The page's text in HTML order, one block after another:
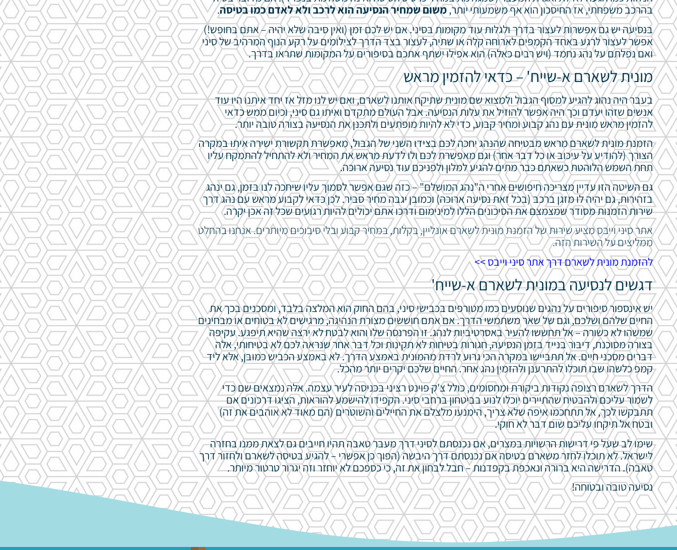
בהרכב משפחתי, אז החיסכון הוא אף משמעותי יותר,משום שמחיר הנסיעה הוא לרכב ולא לאדם כמו בטיסה.
בנסיעה יש גם אפשרות לעצור בדרך ולגלות עוד מקומות בסיני. אם יש לכם זמן (ואין סיבה שלא יהיה – אתם בחופש!)
אפשר לעצור לרגע באחד הקמפים לארוחה קלה או שתיה, לעצור בצד הדרך לצילומים על רקע הנוף המרהיב של סיני
ואם נפלתם על נהג נחמד (ויש רבים כאלה) הוא אפילו ישתף אתכם בסיפורים על המקומות שתראו בדרך.
מונית לשארם א-שייח' – כדאי להזמין מראש
בעבר היה נהוג להגיע למסוף הגבול ולמצוא שם מונית שתיקח אותנו לשארם, ואם יש לנו מזל אז יחד איתנו היו עוד
אנשים שזהו יעדם וכך היה אפשר להוזיל את עלות הנסיעה. אבל העולם מתקדם ואיתו גם סיני, וכיום ממש כדאי
להזמין מראש מונית עם נהג קבוע ומחיר קבוע, כדי לא להיות מופתעים ולתכנן את הנסיעה בצורה טובה יותר.
הזמנת מונית לשארם מראש מבטיחה שהנהג יחכה לכם בצידו השני של הגבול, מאפשרת תקשורת ישירה איתו במקרה
הצורך (להודיע על עיכוב או כל דבר אחר) וגם מאפשרת לכם ולו לדעת מראש את המחיר ולא להתחיל להתמקח עליו
תחת השמש הלוהטת כשאתם כבר מתים להגיע למלון ולפניכם עוד נסיעה ארוכה.
גם השיטה הזו עדיין מצריכה חיפושים אחרי ה"נהג המושלם" – כזה שגם אפשר לסמוך עליו שיחכה לנו בזמן, גם ינהג
בזהירות, גם יהיה לו מזגן ברכב (בכל זאת נסיעה ארוכה) וכמובן יגבה מחיר סביר. לכן כדאי לקבוע מראש עם נהג דרך
שירות הזמנות מסודר שמצמצם את הסיכונים הללו למינימום ודרכו אתם יכולים להיות רגועים שכל זה אכן יקרה.
אתר סיני וייבס מציע שירות של הזמנת מונית לשארם אונליין, בקלות, במחיר קבוע ובלי סיבוכים מיותרים. אנחנו בהחלט
ממליצים על השירות הזה.
להזמנת מונית לשארם דרך אתר סיני וייבס >>
דגשים לנסיעה במונית לשארם א-שייח'
יש אינספור סיפורים על נהגים שנוסעים כמו מטורפים בכבישי סיני, בהם החוק הוא המלצה בלבד, ומסכנים בכך את
החיים שלהם ושלכם, וגם של שאר משתמשי הדרך. אם אתם חוששים מצורת הנהיגה, מרגישים לא בטוחים או מבחינים
שמשהו לא כשורה – אל תחששו להעיר באסרטיביות לנהג. זו הפרנסה שלו והוא לבטח לא ירצה שהיא תיפגע. עקיפה
בצורה מסוכנת, דיבור בנייד בזמן הנסיעה, חגורות בטיחות לא תקינות וכל דבר אחר שנראה לכם לא בטיחותי, אלה
דברים מסכני חיים. אל תתביישו במקרה הכי גרוע לרדת מהמונית באמצע הדרך. לא באמצע הכביש כמובן, אלא ליד
קמפ כלשהו שבו תוכלו להתרענן ולהזמין נהג אחר. החיים שלכם יקרים יותר מהכל.
הדרך לשארם רצופה נקודות ביקורת ומחסומים, כולל צ'ק פוינט רציני בכניסה לעיר עצמה. אלה נמצאים שם כדי
לשמור עליכם ולהבטיח שהתיירים יוכלו לנוע בביטחון ברחבי סיני. הקפידו להישמע להוראות, הציגו דרכונים אם
תתבקשו לכך, אל תתחכמו איפה שלא צריך, הימנעו מלצלם את החיילים והשוטרים (הם מאוד לא אוהבים את זה)
ובטח אל תיקחו עליכם שום דבר לא חוקי.
שימו לב שעל פי דרישות הרשויות במצרים, אם נכנסתם לסיני דרך מעבר טאבה תהיו חייבים גם לצאת ממנו בחזרה
לישראל. לא תוכלו לחזר משארם בטיסה אם נכנסתם דרך היבשה (הפוך כן אפשרי – להגיע בטיסה לשארם ולחזור דרך
טאבה). הדרישה היא ברורה ונאכפת בקפדנות – חבל לבחון את זה, כי כספכם לא יוחזר וזה יגרור טרטור מיותר.
נסיעה טובה ובטוחה!